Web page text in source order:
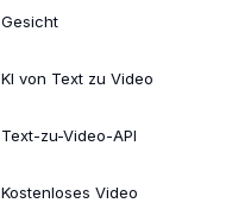
Gesicht
KI von Text zu Video
Text-zu-Video-API
Kostenloses Video